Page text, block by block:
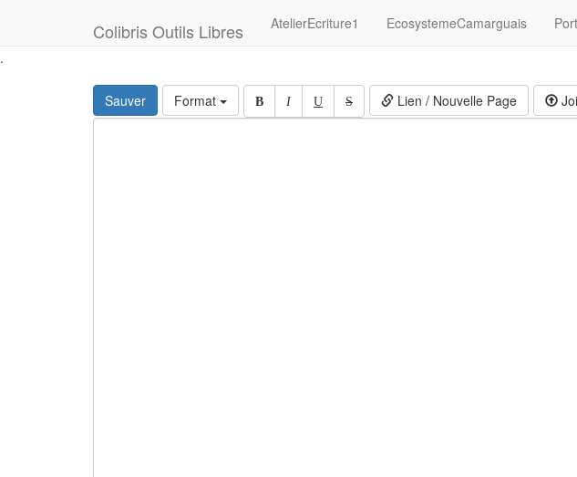
Colibris Outils Libres AtelierEcriture1 EcosystemeCamarguais
.
Sauver Format B I U S Lien / Nouvelle Page